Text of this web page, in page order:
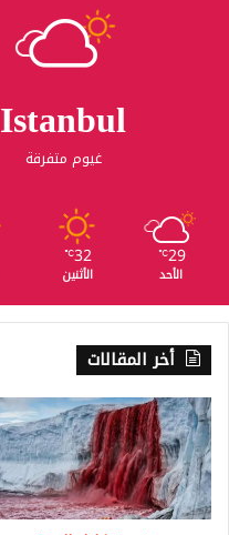
Istanbul
غيوم متفرقة
29
℃
الأحد
32
℃
الأثنين
أخر المقالات